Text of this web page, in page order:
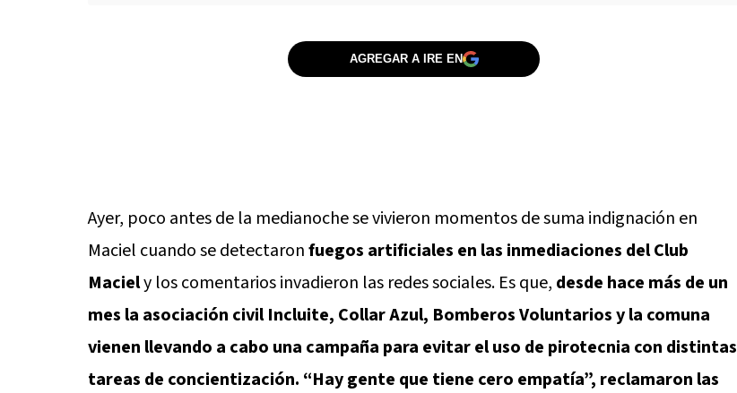
AGREGAR A IRE EN
Ayer, poco antes de la medianoche se vivieron momentos de suma indignación en
Maciel cuando se detectaronfuegos artificiales en las inmediaciones del Club
Maciely los comentarios invadieron las redes sociales. Es que, desde hace más de un
mes la asociación civil Incluite, Collar Azul, Bomberos Voluntarios y la comuna
vienen llevando a cabo una campaña para evitar el uso de pirotecnia con distintas
tareas de concientización. “Hay gente que tiene cero empatía”, reclamaron las